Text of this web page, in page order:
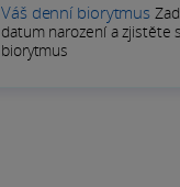
Váš denní biorytmus
datum narození a zjistěte
biorytmus